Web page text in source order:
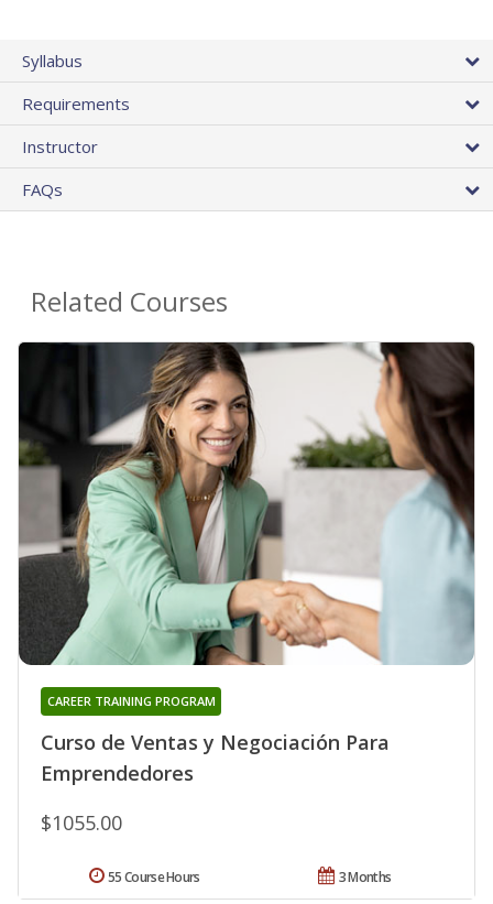
Syllabus
Requirements
Instructor
FAQs
Related Courses
Curso de Ventas y Negociación Para
Emprendedores
CAREER TRAINING PROGRAM
$1055.00
3 Months
55 Course Hours